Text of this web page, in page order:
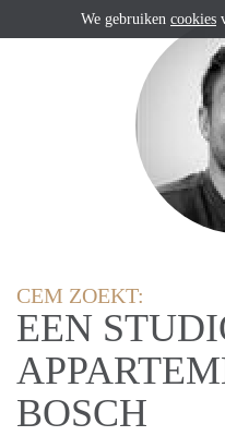
CEM ZOEKT:
EEN
BOSCH
We gebruiken cookies